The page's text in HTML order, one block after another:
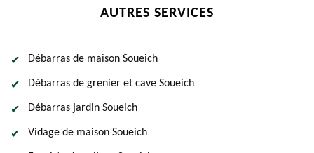
AUTRES SERVICES
Débarras de maison Soueich
Débarras de grenier et cave Soueich
Débarras jardin Soueich
Vidage de maison Soueich